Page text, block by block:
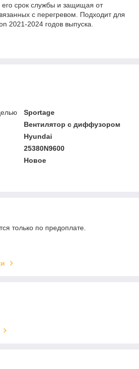
его срок службы и защищая от
с перегревом. Подходит для
2021-2024 годов выпуска.
Sportage
Вентилятор с диффузором
Hyundai
25380N9600
Новое
только по предоплате.